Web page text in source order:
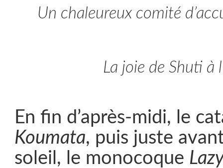
Un chaleureux comité
La joie de Shuti à
En fin d’après-midi, le
Koumata, puis juste
soleil, le monocoque